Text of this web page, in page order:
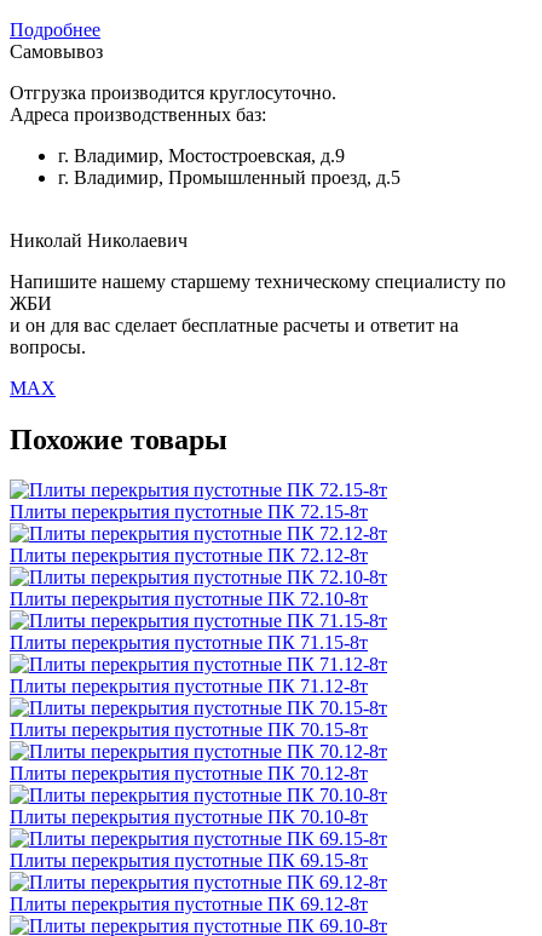
Подробнее
Самовывоз
Отгрузка производится круглосуточно.
Адреса производственных баз:
г. Владимир, Мостостроевская, д.9
г. Владимир, Промышленный проезд, д.5
Николай Николаевич
Напишите нашему старшему техническому специалисту по
ЖБИ
и он для вас сделает бесплатные расчеты и ответит на
вопросы.
MAX
Похожие товары
Плиты перекрытия пустотные ПК 72.15-8т
Плиты перекрытия пустотные ПК 72.12-8т
Плиты перекрытия пустотные ПК 72.10-8т
Плиты перекрытия пустотные ПК 71.15-8т
Плиты перекрытия пустотные ПК 71.12-8т
Плиты перекрытия пустотные ПК 70.15-8т
Плиты перекрытия пустотные ПК 70.12-8т
Плиты перекрытия пустотные ПК 70.10-8т
Плиты перекрытия пустотные ПК 69.15-8т
Плиты перекрытия пустотные ПК 69.12-8т